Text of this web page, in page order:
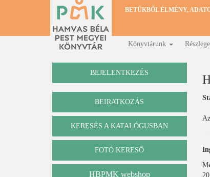
BETŰKBŐL ÉLMÉNY,
Fő
navigáció
Könyvtárunk
BEJELENTKEZÉS
BEIRATKOZÁS
Katalógus
KERESÉS A KATALÓGUSBAN
FOTÓ KERESŐ
HBPMK webshop